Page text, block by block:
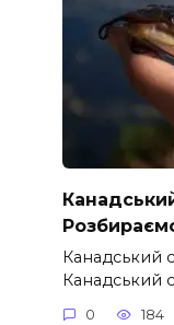
Канадський
Канадський
0 184